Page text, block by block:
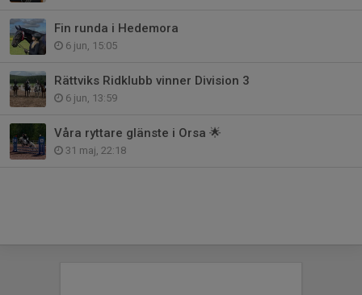
Fin runda i Hedemora
6 jun, 15:05
Rättviks Ridklubb vinner Division 3
6 jun, 13:59
Våra ryttare glänste i Orsa 🌟
31 maj, 22:18